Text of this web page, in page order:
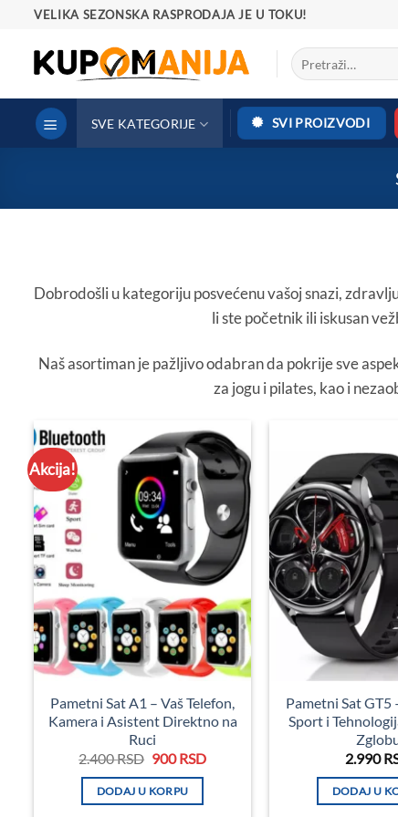
Preskoči
sadržaj
VELIKA SEZONSKA RASPRODAJA JE U TOKU!
Pretraga
za:
SVE KATEGORIJE SVI PROIZVODI
Dobrodošli u kategoriju posvećenu vašoj snazi,
li ste početnik ili iskusan
Naš asortiman je pažljivo odabran da pokrije sve
za jogu i pilates, kao i
Akcija!
Pametni Sat A1 – Vaš Telefon,
Kamera i Asistent Direktno na
Ruci
2.400RSD Originalna
je
bila:
900RSDTrenutna
DODAJ U KORPU
Pametni Sat GT5
Sport i
2.990
DODAJ U